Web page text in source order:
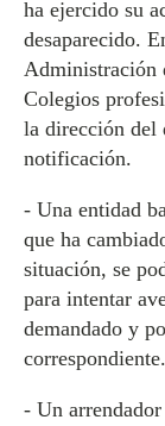
ha ejercido su
desaparecido.
Administración
Colegios
la dirección del
notificación.
- Una entidad
que ha
situación, se
para intentar
demandado y
correspondiente.
- Un